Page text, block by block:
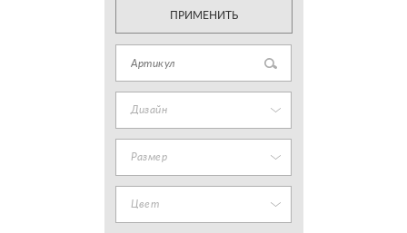
ПРИМЕНИТЬ
Дизайн
Размер
Цвет